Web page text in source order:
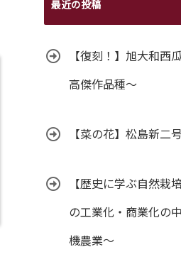
最近の投稿
【復刻！】旭大和
高傑作品種～
【菜の花】松島新二
【歴史に学ぶ自然栽
の工業化・商業化の
機農業～